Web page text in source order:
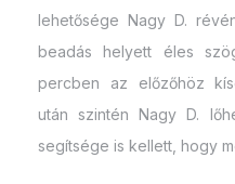
lehetősége Nagy D.
beadás helyett éles
percben az előzőhöz
után szintén Nagy D.
segítsége is kellett, hogy